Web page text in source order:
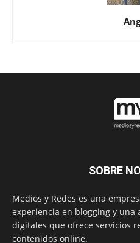
SOBRE
Medios y Redes es una
experiencia en blogging y una
digitales que ofrece servicios
contenidos online.